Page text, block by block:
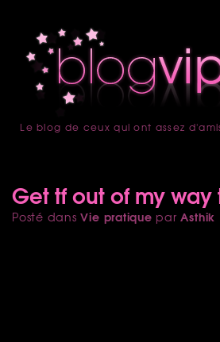
accueil
Le blog de ceux qui ont assez
Get tf out of my
Posté dansVie pratique parAsthik